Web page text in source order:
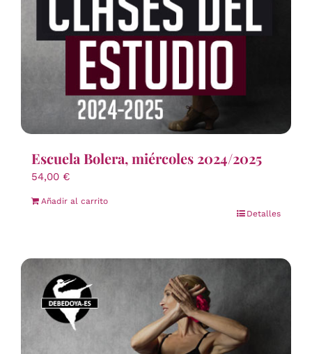
Escuela Bolera, miércoles 2024/2025
54,00 €
Añadir al carrito
Detalles